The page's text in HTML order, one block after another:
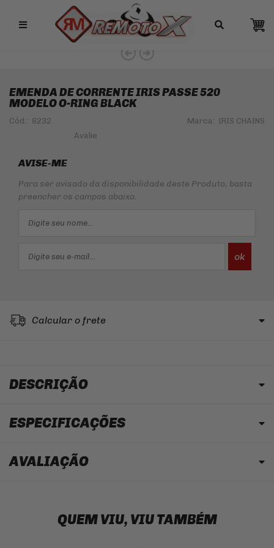
Remotox
EXCLUSIVIDADE
EMENDA DE CORRENTE IRIS PASSE 520
MODELO O-RING BLACK
Cód.: 8232 Marca: IRIS CHAINS
AVISE-ME
Para ser avisado da disponibilidade deste Produto, basta
preencher os campos abaixo.
Calcular o frete
DESCRIÇÃO
ESPECIFICAÇÕES
AVALIAÇÃO
QUEM VIU, VIU TAMBÉM